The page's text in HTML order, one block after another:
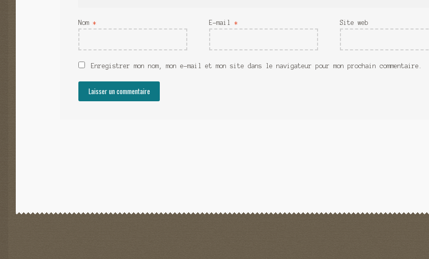
Nom* E-mail* Site web
Enregistrer mon nom, mon e-mail et mon site dans le navigateur pour mon prochain commentaire.